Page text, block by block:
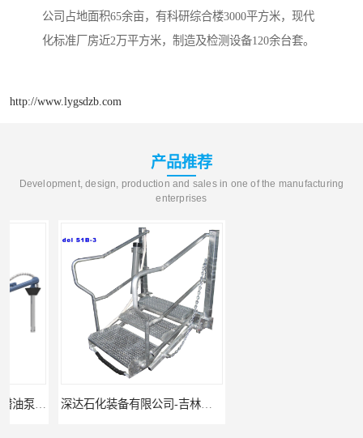
公司占地面积65余亩，有科研综合楼3000平方米，现代
化标准厂房近2万平方米，制造及检测设备120余台套。
http://www.lygsdzb.com
产品推荐
Development, design, production and sales in one of the manufacturing
enterprises
深达石化装备有限公司-吉林鹤管栈台